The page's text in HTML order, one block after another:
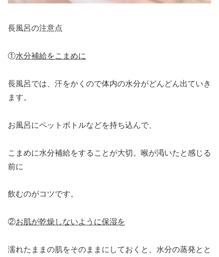
長風呂の注意点
①水分補給をこまめに
長風呂では、汗をかくので体内の水分がどんどん出ていき
ます。
お風呂にペットボトルなどを持ち込んで、
こまめに水分補給をすることが大切。喉が渇いたと感じる
前に
飲むのがコツです。
②お肌が乾燥しないように保湿を
濡れたままの肌をそのままにしておくと、水分の蒸発とと